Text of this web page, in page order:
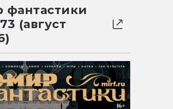
фантастики
(август